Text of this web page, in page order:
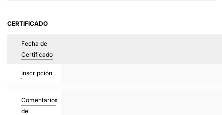
CERTIFICADO
Fecha de
Certificado
Inscripción
Comentarios
del